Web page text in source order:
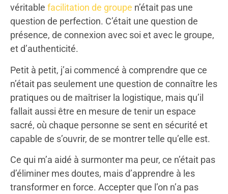
véritable facilitation de groupe n’était pas une
question de perfection. C’était une question de
présence, de connexion avec soi et avec le groupe,
et d’authenticité.
Petit à petit, j’ai commencé à comprendre que ce
n’était pas seulement une question de connaître les
pratiques ou de maîtriser la logistique, mais qu’il
fallait aussi être en mesure de tenir un espace
sacré, où chaque personne se sent en sécurité et
capable de s’ouvrir, de se montrer telle qu’elle est.
Ce qui m’a aidé à surmonter ma peur, ce n’était pas
d’éliminer mes doutes, mais d’apprendre à les
transformer en force. Accepter que l’on n’a pas